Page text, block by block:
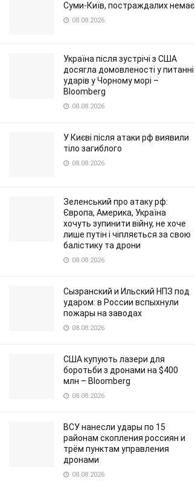
Суми-Київ, постраждалих немає
08.08.2026
Україна після зустрічі з США
досягла домовленості у питанні
ударів у Чорному морі –
Bloomberg
08.08.2026
У Києві після атаки рф виявили
тіло загиблого
08.08.2026
Зеленський про атаку рф:
Європа, Америка, Україна
хочуть зупинити війну, не хоче
лише путін і чіпляється за свою
балістику та дрони
08.08.2026
Сызранский и Ильский НПЗ под
ударом: в России вспыхнули
пожары на заводах
08.08.2026
США купують лазери для
боротьби з дронами на $400
млн – Bloomberg
08.08.2026
ВСУ нанесли удары по 15
районам скопления россиян и
трём пунктам управления
дронами
08.08.2026